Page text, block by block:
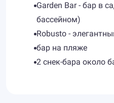
Garden Bar - бар в
бассейном)
Robusto -
бар на пляже
2 снек-бара около